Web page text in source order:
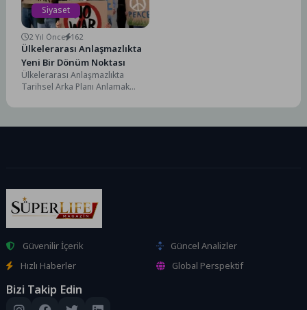
Siyaset
2 Yıl Önce 162
Ülkelerarası Anlaşmazlıkta
Yeni Bir Dönüm Noktası
Ülkelerarası Anlaşmazlıkta
Tarihsel Arka Planı Anlamak
tarihsel arka planı anlamak,
Güvenilir İçerik
Güncel Analizler
Hızlı Haberler
Global Perspektif
Bizi Takip Edin